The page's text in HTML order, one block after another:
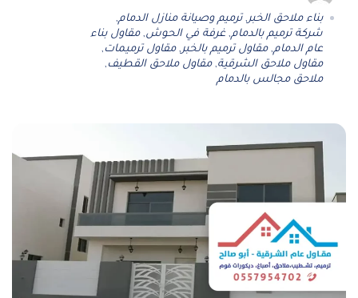
بناء ملاحق الخبر ,ترميم وصيانة منازل الدمام,
شركة ترميم بالدمام, غرفة في الحوش,مقاول بناء
عام الدمام,مقاول ترميم بالخبر ,مقاول ترميمات ,
مقاول ملاحق الشرقية,مقاول ملاحق القطيف ,
ملاحق مجالس بالدمام